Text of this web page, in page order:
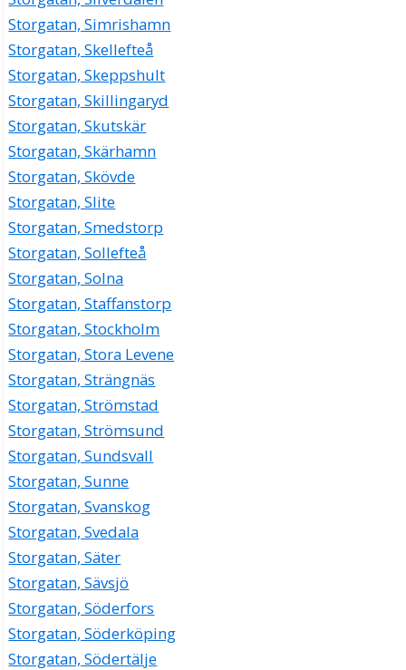
Storgatan, Simrishamn
Storgatan, Skellefteå
Storgatan, Skeppshult
Storgatan, Skillingaryd
Storgatan, Skutskär
Storgatan, Skärhamn
Storgatan, Skövde
Storgatan, Slite
Storgatan, Smedstorp
Storgatan, Sollefteå
Storgatan, Solna
Storgatan, Staffanstorp
Storgatan, Stockholm
Storgatan, Stora Levene
Storgatan, Strängnäs
Storgatan, Strömstad
Storgatan, Strömsund
Storgatan, Sundsvall
Storgatan, Sunne
Storgatan, Svanskog
Storgatan, Svedala
Storgatan, Säter
Storgatan, Sävsjö
Storgatan, Söderfors
Storgatan, Söderköping
Storgatan, Södertälje